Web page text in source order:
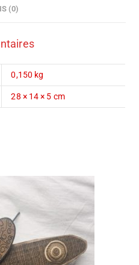
(0)
0,150 kg
28 × 14 × 5 cm